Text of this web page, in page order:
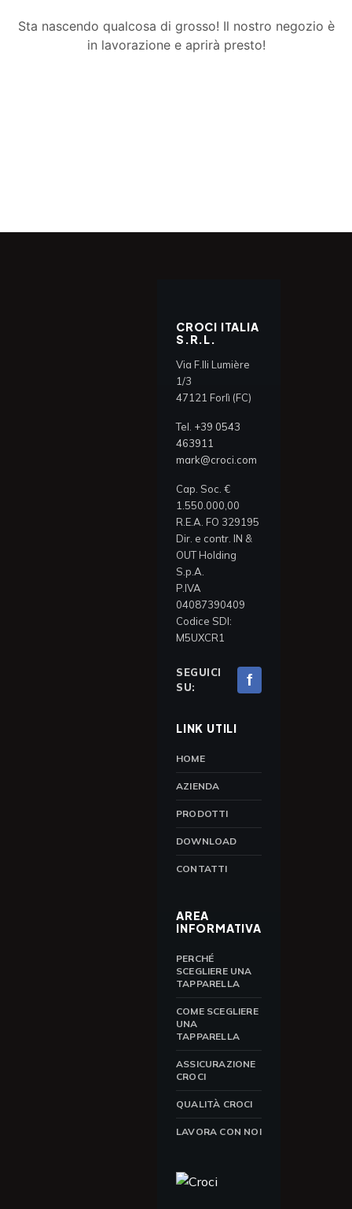
Sta nascendo qualcosa di grosso! Il nostro negozio è
in lavorazione e aprirà presto!
CROCI ITALIA
S.R.L.
Via F.lli Lumière
1/3
47121 Forlì (FC)
Tel. +39 0543
463911
mark@croci.com
Cap. Soc. €
1.550.000,00
R.E.A. FO 329195
Dir. e contr. IN &
OUT Holding
S.p.A.
P.IVA
04087390409
Codice SDI:
M5UXCR1
SEGUICI
SU:
f
LINK UTILI
HOME
AZIENDA
PRODOTTI
DOWNLOAD
CONTATTI
AREA
INFORMATIVA
PERCHÉ
SCEGLIERE UNA
TAPPARELLA
COME SCEGLIERE
UNA
TAPPARELLA
ASSICURAZIONE
CROCI
QUALITÀ CROCI
LAVORA CON NOI